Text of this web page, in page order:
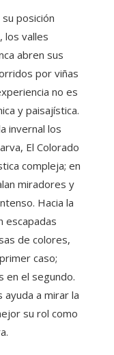
posición
los valles
abren sus
por viñas
no es
y paisajística.
invernal los
El Colorado
compleja; en
miradores y
Hacia la
escapadas
de colores,
caso;
en el segundo.
a mirar la
su rol como